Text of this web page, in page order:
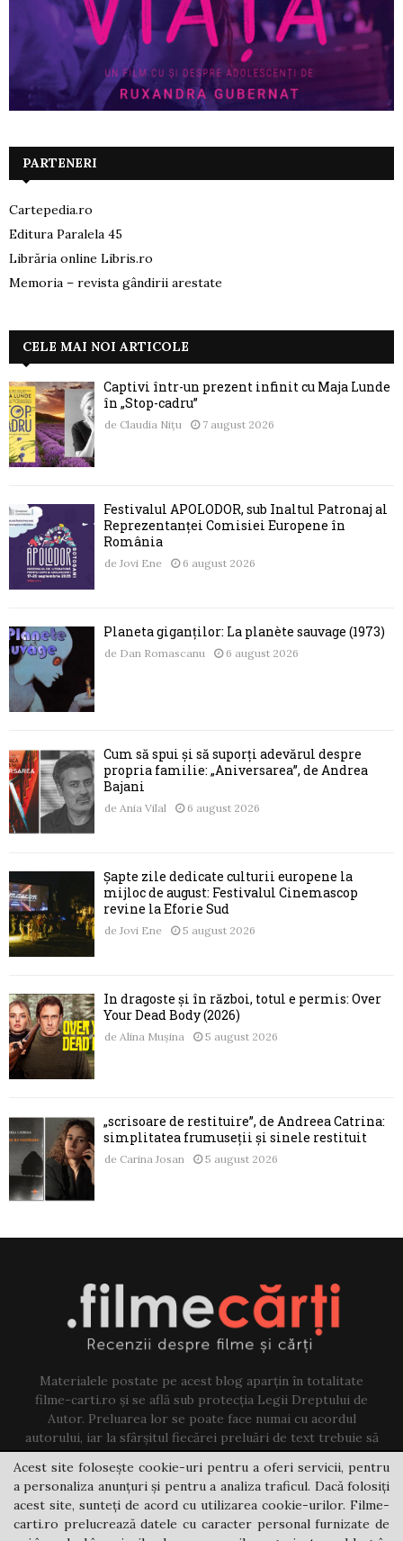
PARTENERI
Cartepedia.ro
Editura Paralela 45
Librăria online Libris.ro
Memoria – revista gândirii arestate
CELE MAI NOI ARTICOLE
Captivi într-un prezent infinit cu Maja Lunde
în „Stop-cadru”
de Claudia Nițu 7 august 2026
Festivalul APOLODOR, sub Înaltul Patronaj al
Reprezentanței Comisiei Europene în
România
de Jovi Ene 6 august 2026
Planeta giganților: La planète sauvage (1973)
de Dan Romascanu 6 august 2026
Cum să spui și să suporți adevărul despre
propria familie: „Aniversarea”, de Andrea
Bajani
de Ania Vilal 6 august 2026
Șapte zile dedicate culturii europene la
mijloc de august: Festivalul Cinemascop
revine la Eforie Sud
de Jovi Ene 5 august 2026
În dragoste și în război, totul e permis: Over
Your Dead Body (2026)
de Alina Mușina 5 august 2026
„scrisoare de restituire”, de Andreea Catrina:
simplitatea frumuseții și sinele restituit
de Carina Josan 5 august 2026
Materialele postate pe acest blog aparțin în totalitate
filme-carti.ro și se află sub protecția Legii Dreptului de
Autor. Preluarea lor se poate face numai cu acordul
autorului, iar la sfârșitul fiecărei preluări de text trebuie să
existe un link către acest blog.
Contact us:jovi@filme-carti.ro
Acest site folosește cookie-uri pentru a oferi servicii, pentru
a personaliza anunțuri și pentru a analiza traficul. Dacă folosiți
acest site, sunteți de acord cu utilizarea cookie-urilor. Filme-
carti.ro prelucrează datele cu caracter personal furnizate de